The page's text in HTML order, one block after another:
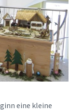
eine kleine